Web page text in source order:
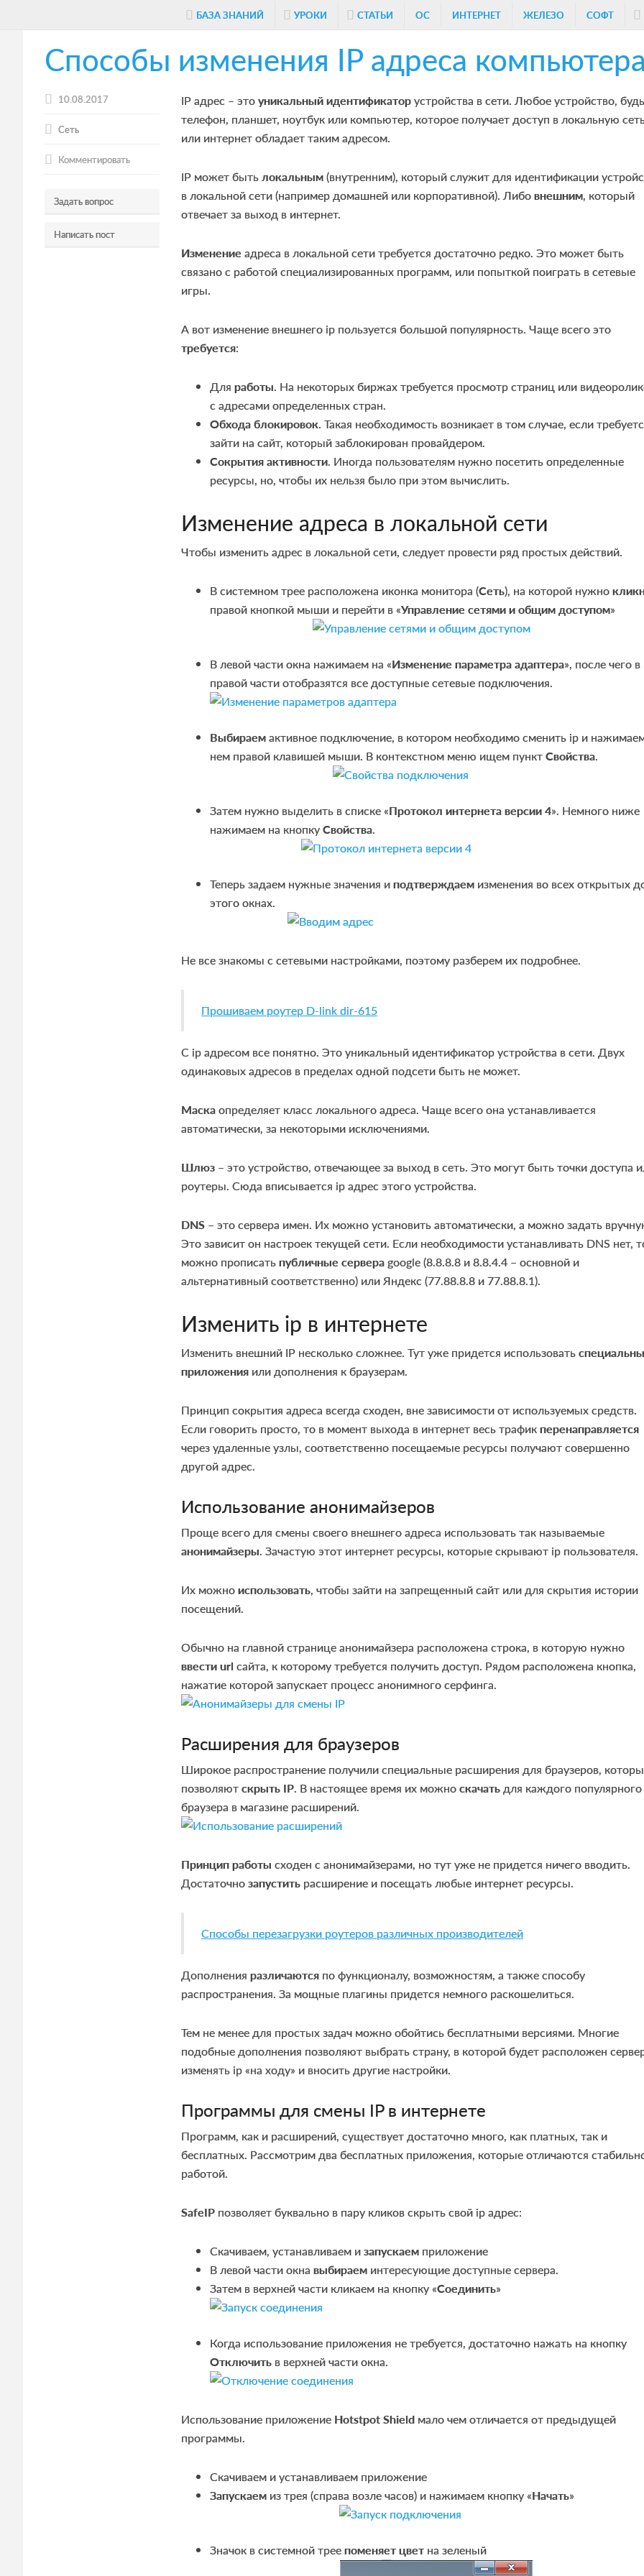
БАЗА ЗНАНИЙ УРОКИ СТАТЬИ ОС ИНТЕРНЕТ ЖЕЛЕЗО СОФТ
Способы изменения IP адреса
10.08.2017
Сеть
Комментировать
Задать вопрос
Написать пост
IP адрес – этоуникальный идентификаторустройства в сети. Любое устройство,
телефон, планшет, ноутбук или компьютер, которое получает доступ в локальную
или интернет обладает таким адресом.
IP может бытьлокальным(внутренним), который служит для идентификации
в локальной сети (например домашней или корпоративной). Либовнешним, который
отвечает за выход в интернет.
Изменение адреса в локальной сети требуется достаточно редко. Это может быть
связано с работой специализированных программ, или попыткой поиграть в сетевые
игры.
А вот изменение внешнего ip пользуется большой популярность. Чаще всего это
требуется:
Для работы. На некоторых биржах требуется просмотр страниц или
с адресами определенных стран.
Обхода блокировок. Такая необходимость возникает в том случае, если
зайти на сайт, который заблокирован провайдером.
Сокрытия активности. Иногда пользователям нужно посетить определенные
ресурсы, но, чтобы их нельзя было при этом вычислить.
Изменение адреса в локальной сети
Чтобы изменить адрес в локальной сети, следует провести ряд простых действий.
В системном трее расположена иконка монитора (Сеть), на которой нужно
правой кнопкой мыши и перейти в «Управление сетями и общим доступом»
В левой части окна нажимаем на «Изменение параметра адаптера», после чего в
правой части отобразятся все доступные сетевые подключения.
Выбираемактивное подключение, в котором необходимо сменить ip и
нем правой клавишей мыши. В контекстном меню ищем пунктСвойства.
Затем нужно выделить в списке «Протокол интернета версии 4». Немного ниже
нажимаем на кнопкуСвойства.
Теперь задаем нужные значения иподтверждаем изменения во всех открытых
этого окнах.
Не все знакомы с сетевыми настройками, поэтому разберем их подробнее.
Прошиваем роутер D-link dir-615
С ip адресом все понятно. Это уникальный идентификатор устройства в сети. Двух
одинаковых адресов в пределах одной подсети быть не может.
Маскаопределяет класс локального адреса. Чаще всего она устанавливается
автоматически, за некоторыми исключениями.
Шлюз – это устройство, отвечающее за выход в сеть. Это могут быть точки доступа
роутеры. Сюда вписывается ip адрес этого устройства.
DNS – это сервера имен. Их можно установить автоматически, а можно задать
Это зависит он настроек текущей сети. Если необходимости устанавливать DNS нет,
можно прописатьпубличные сервераgoogle (8.8.8.8 и 8.8.4.4 – основной и
альтернативный соответственно) или Яндекс (77.88.8.8 и 77.88.8.1).
Изменить ip в интернете
Изменить внешний IP несколько сложнее. Тут уже придется использовать
приложения или дополнения к браузерам.
Принцип сокрытия адреса всегда сходен, вне зависимости от используемых средств.
Если говорить просто, то в момент выхода в интернет весь трафикперенаправляется
через удаленные узлы, соответственно посещаемые ресурсы получают совершенно
другой адрес.
Использование анонимайзеров
Проще всего для смены своего внешнего адреса использовать так называемые
анонимайзеры. Зачастую этот интернет ресурсы, которые скрывают ip пользователя.
Их можноиспользовать, чтобы зайти на запрещенный сайт или для скрытия истории
посещений.
Обычно на главной странице анонимайзера расположена строка, в которую нужно
ввестиurl сайта, к которому требуется получить доступ. Рядом расположена кнопка,
нажатие которой запускает процесс анонимного серфинга.
Расширения для браузеров
Широкое распространение получили специальные расширения для браузеров,
позволяютскрыть IP. В настоящее время их можноскачатьдля каждого популярного
браузера в магазине расширений.
Принцип работы сходен с анонимайзерами, но тут уже не придется ничего вводить.
Достаточнозапустить расширение и посещать любые интернет ресурсы.
Способы перезагрузки роутеров различных производителей
Дополнения различаются по функционалу, возможностям, а также способу
распространения. За мощные плагины придется немного раскошелиться.
Тем не менее для простых задач можно обойтись бесплатными версиями. Многие
подобные дополнения позволяют выбрать страну, в которой будет расположен
изменять ip «на ходу» и вносить другие настройки.
Программы для смены IP в интернете
Программ, как и расширений, существует достаточно много, как платных, так и
бесплатных. Рассмотрим два бесплатных приложения, которые отличаются
работой.
SafeIP позволяет буквально в пару кликов скрыть свой ip адрес:
Скачиваем, устанавливаем изапускаем приложение
В левой части окна выбираем интересующие доступные сервера.
Затем в верхней части кликаем на кнопку «Соединить»
Когда использование приложения не требуется, достаточно нажать на кнопку
Отключить в верхней части окна.
Использование приложение Hotstpot Shield мало чем отличается от предыдущей
программы.
Скачиваем и устанавливаем приложение
Запускаем из трея (справа возле часов) и нажимаем кнопку «Начать»
Значок в системной треепоменяет цвет на зеленый